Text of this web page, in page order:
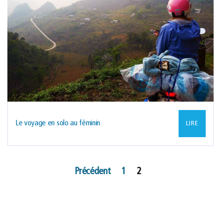
Le voyage en solo au féminin LIRE
Précédent 1 2